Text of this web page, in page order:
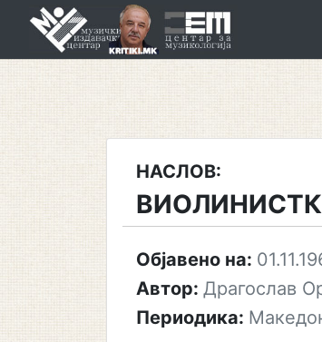
НАСЛОВ:
Објавено на:
Автор: Драгослав
Периодика: